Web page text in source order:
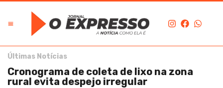
Últimas Notícias
Cronograma de coleta de lixo na zona
rural evita despejo irregular